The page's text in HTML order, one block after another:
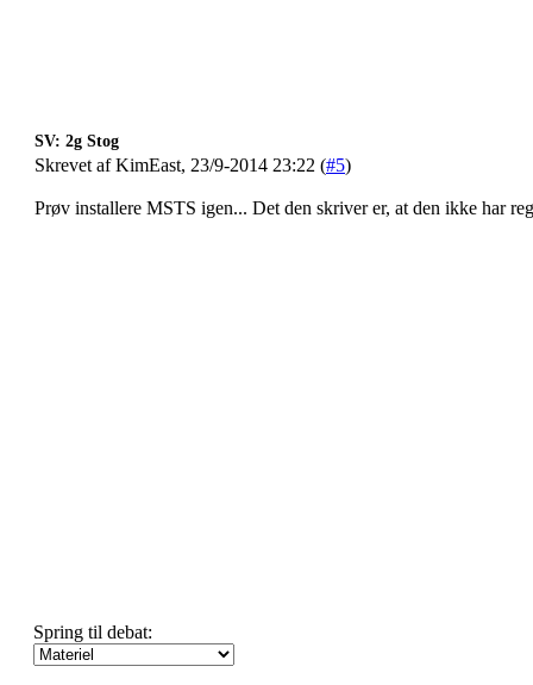
SV: 2g Stog
Skrevet af KimEast, 23/9-2014 23:22 (#5)
Prøv installere MSTS igen... Det den skriver er, at den ikke har
Spring til debat: